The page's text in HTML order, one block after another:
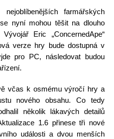
farmářských
nyní mohou těšit na dlouho
Eric „ConcernedApe“
verze hry bude dostupná v
pro PC, následovat budou
včas k osmému výročí hry a
nového obsahu. Co tedy
několik lákavých detailů
1.6 přinese tři nové
události a dvou menších